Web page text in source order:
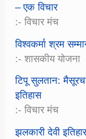
– एक विचार
:- विचार मंच
विश्वकर्मा श्रम
:- शासकीय योजना
टिपू सुलतान:
इतिहास
:- विचार मंच
झलकारी देवी